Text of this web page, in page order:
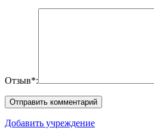
Отзыв*:
Добавить учреждение